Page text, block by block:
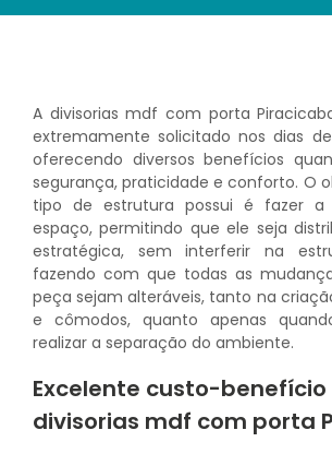
A divisorias mdf com porta
extremamente solicitado nos dias
oferecendo diversos benefícios
segurança, praticidade e conforto. O
tipo de estrutura possui é fazer a
espaço, permitindo que ele seja
estratégica, sem interferir na
fazendo com que todas as
peça sejam alteráveis, tanto na
e cômodos, quanto apenas
realizar a separação do ambiente.
Excelente custo-benefício
divisorias mdf com porta